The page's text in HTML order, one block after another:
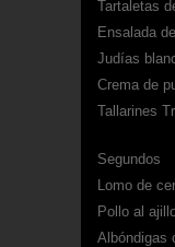
Tartaletas
Ensalada
Judías
Crema de
Tallarines
Segundos
Lomo de
Pollo al
Albóndigas